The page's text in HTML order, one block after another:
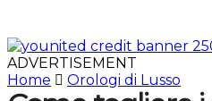
ADVERTISEMENT
Home
Orologi di Lusso